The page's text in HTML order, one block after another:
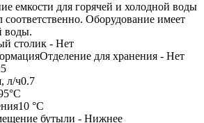
емкости для горячей и холодной воды
Оборудование имеет
воды.
столик - Нет
Отделение для хранения - Нет
5
л/ч0.7
10 °C
бутыли - Нижнее